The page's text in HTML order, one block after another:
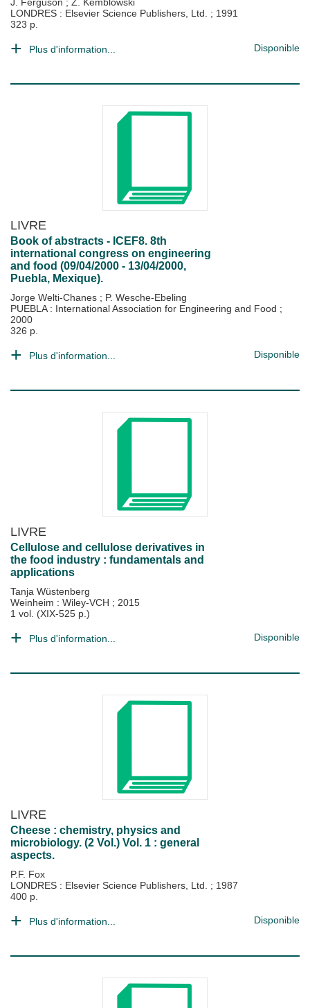
LONDRES : Elsevier Science Publishers, Ltd. ; 1991
323 p.
Plus d'information... Disponible
LIVRE
Book of abstracts - ICEF8. 8th
international congress on engineering
and food (09/04/2000 - 13/04/2000,
Puebla, Mexique).
Jorge Welti-Chanes ; P. Wesche-Ebeling
PUEBLA : International Association for Engineering and Food ;
2000
326 p.
Plus d'information... Disponible
LIVRE
Cellulose and cellulose derivatives in
the food industry : fundamentals and
applications
Tanja Wüstenberg
Weinheim : Wiley-VCH ; 2015
1 vol. (XIX-525 p.)
Plus d'information... Disponible
LIVRE
Cheese : chemistry, physics and
microbiology. (2 Vol.) Vol. 1 : general
aspects.
P.F. Fox
LONDRES : Elsevier Science Publishers, Ltd. ; 1987
400 p.
Plus d'information... Disponible